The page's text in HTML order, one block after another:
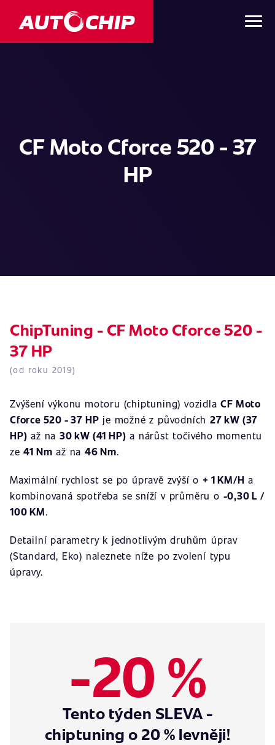
CF Moto Cforce 520 - 37
HP
ChipTuning - CF Moto Cforce 520 -
37 HP
(od roku 2019)
Zvýšení výkonu motoru (chiptuning) vozidlaCF Moto
Cforce 520 - 37 HP je možné z původních27 kW (37
HP) až na30 kW (41 HP) a nárůst točivého momentu
ze41 Nm až na46 Nm.
Maximální rychlost se po úpravě zvýší o + 1 KM/H a
kombinovaná spotřeba se sníží v průměru o -0,30 L /
100 KM.
Detailní parametry k jednotlivým druhům úprav
(Standard, Eko) naleznete níže po zvolení typu
úpravy.
-20 %
Tento týden SLEVA -
chiptuning o 20 % levněji!